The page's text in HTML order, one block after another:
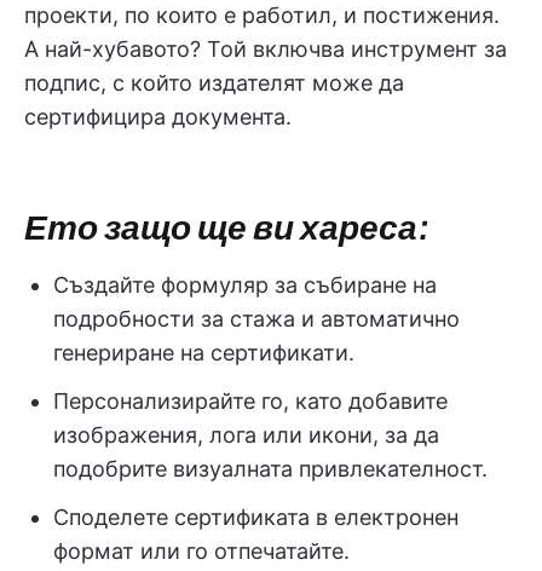
проекти, по които е работил, и постижения.
А най-хубавото? Той включва инструмент за
подпис, с който издателят може да
сертифицира документа.
Ето защо ще ви хареса:
Създайте формуляр за събиране на
подробности за стажа и автоматично
генериране на сертификати.
Персонализирайте го, като добавите
изображения, лога или икони, за да
подобрите визуалната привлекателност.
Споделете сертификата в електронен
формат или го отпечатайте.